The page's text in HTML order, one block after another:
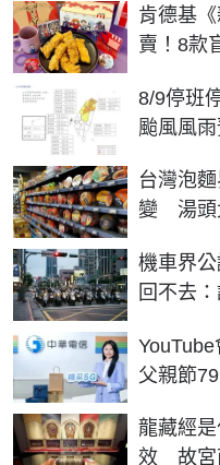
肯德基
賣！8款
8/9停班
颱風風
台灣泡
變 湯頭
機車界公
回不去
父親節
龍藏經
效 故宮